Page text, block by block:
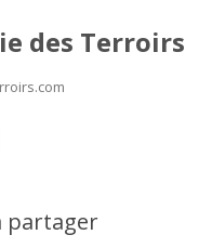
des Terroirs
partager